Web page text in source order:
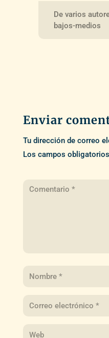
De varios
bajos-medios
Enviar
Tu dirección de correo
Los campos